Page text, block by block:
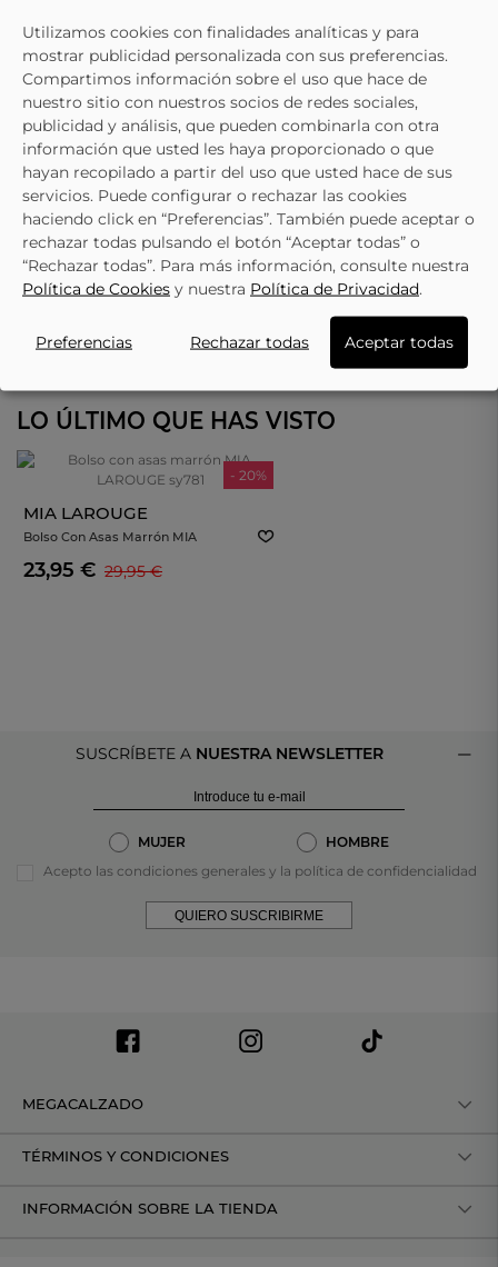
LO ÚLTIMO QUE HAS VISTO
- 20%
MIA LAROUGE
Bolso Con Asas Marrón MIA
LAROUGE Sy781
23,95 € 29,95 €
SUSCRÍBETE A NUESTRA NEWSLETTER
MUJER
HOMBRE
Acepto las condiciones generales y la política de confidencialidad
QUIERO SUSCRIBIRME
MEGACALZADO
TÉRMINOS Y CONDICIONES
INFORMACIÓN SOBRE LA TIENDA
Utilizamos cookies con finalidades analíticas y para
mostrar publicidad personalizada con sus preferencias.
Compartimos información sobre el uso que hace de
nuestro sitio con nuestros socios de redes sociales,
publicidad y análisis, que pueden combinarla con otra
información que usted les haya proporcionado o que
hayan recopilado a partir del uso que usted hace de sus
servicios. Puede configurar o rechazar las cookies
haciendo click en “Preferencias”. También puede aceptar o
rechazar todas pulsando el botón “Aceptar todas” o
“Rechazar todas”. Para más información, consulte nuestra
Política de Cookies y nuestra Política de Privacidad.
Preferencias Rechazar todas Aceptar todas